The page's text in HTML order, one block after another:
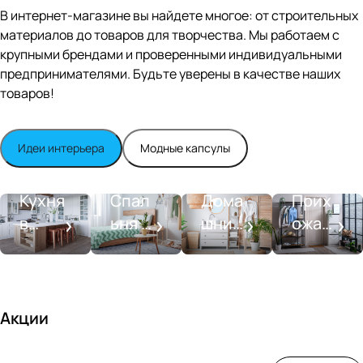
n
Whit
e
satin
В интернет-магазине вы найдете многое: от строительных
материалов до товаров для творчества. Мы работаем с
крупными брендами и проверенными индивидуальными
предпринимателями. Будьте уверены в качестве наших
товаров!
Идеи интерьера Модные капсулы
Кухня
в
стиле
Спал
ьня в
совре
Дома
шний
SPA-
Прих
ожая
со
Акции